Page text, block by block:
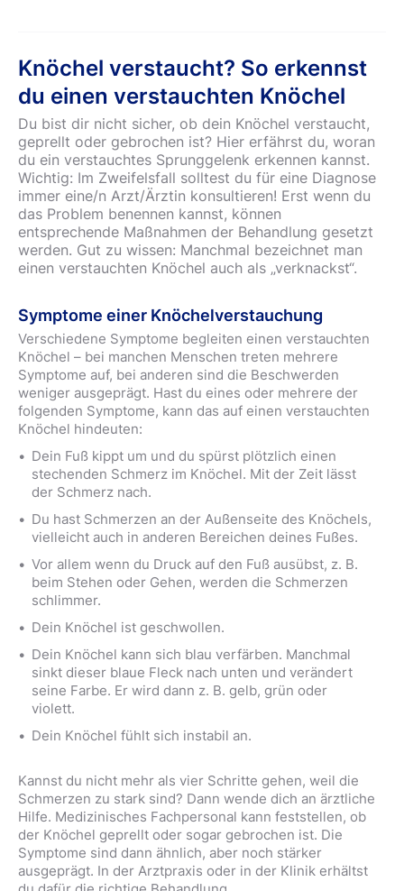
Knöchel verstaucht? So erkennst
du einen verstauchten Knöchel
Du bist dir nicht sicher, ob dein Knöchel verstaucht,
geprellt oder gebrochen ist? Hier erfährst du, woran
du ein verstauchtes Sprunggelenk erkennen kannst.
Wichtig: Im Zweifelsfall solltest du für eine Diagnose
immer eine/n Arzt/Ärztin konsultieren! Erst wenn du
das Problem benennen kannst, können
entsprechende Maßnahmen der Behandlung gesetzt
werden. Gut zu wissen: Manchmal bezeichnet man
einen verstauchten Knöchel auch als „verknackst“.
Symptome einer Knöchelverstauchung
Verschiedene Symptome begleiten einen verstauchten
Knöchel – bei manchen Menschen treten mehrere
Symptome auf, bei anderen sind die Beschwerden
weniger ausgeprägt. Hast du eines oder mehrere der
folgenden Symptome, kann das auf einen verstauchten
Knöchel hindeuten:
Dein Fuß kippt um und du spürst plötzlich einen
stechenden Schmerz im Knöchel. Mit der Zeit lässt
der Schmerz nach.
Du hast Schmerzen an der Außenseite des Knöchels,
vielleicht auch in anderen Bereichen deines Fußes.
Vor allem wenn du Druck auf den Fuß ausübst, z. B.
beim Stehen oder Gehen, werden die Schmerzen
schlimmer.
Dein Knöchel ist geschwollen.
Dein Knöchel kann sich blau verfärben. Manchmal
sinkt dieser blaue Fleck nach unten und verändert
seine Farbe. Er wird dann z. B. gelb, grün oder
violett.
Dein Knöchel fühlt sich instabil an.
Kannst du nicht mehr als vier Schritte gehen, weil die
Schmerzen zu stark sind? Dann wende dich an ärztliche
Hilfe. Medizinisches Fachpersonal kann feststellen, ob
der Knöchel geprellt oder sogar gebrochen ist. Die
Symptome sind dann ähnlich, aber noch stärker
ausgeprägt. In der Arztpraxis oder in der Klinik erhältst